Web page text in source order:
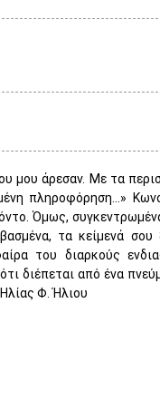
μου άρεσαν. Με τα
πληροφόρηση…»
Όμως,
τα κείμενά
του διαρκούς
διέπεται από ένα
Ηλίας Φ. Ήλιου